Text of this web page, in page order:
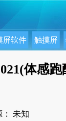
屏软件 触摸屏
体感
： 未知